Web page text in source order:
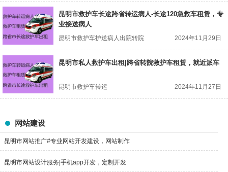
昆明市救护车长途跨省转运病人-长途120急救车租赁，专
业接送病人
昆明市救护车护送病人出院转院 2024年11月29日
昆明市私人救护车出租|跨省转院救护车租赁，就近派车
昆明市救护车转运 2024年11月27日
网站建设
昆明市网站推广#专业网站开发建设，网站制作
昆明市网站设计服务|手机app开发，定制开发